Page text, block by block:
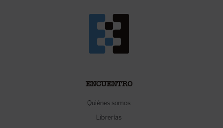
ENCUENTRO
Quiénes somos
Librerías